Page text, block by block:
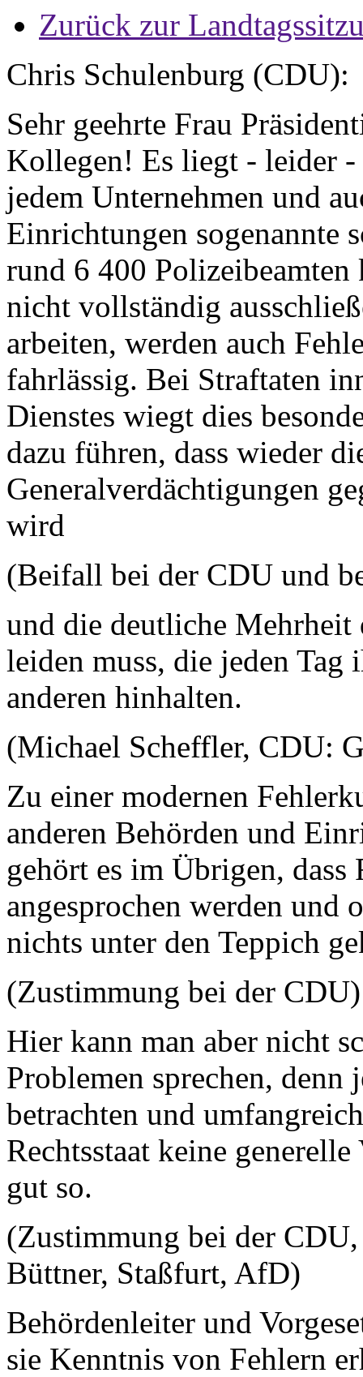
Zurück zur
Chris Schulenburg (CDU):
Sehr geehrte Frau
Kollegen! Es liegt - leider -
jedem Unternehmen und
Einrichtungen sogenannte
rund 6 400
nicht vollständig
arbeiten, werden auch
fahrlässig. Bei Straftaten
Dienstes wiegt dies
dazu führen, dass wieder
Generalverdächtigungen
wird
(Beifall bei der CDU und
und die deutliche Mehrheit
leiden muss, die jeden
anderen hinhalten.
(Michael Scheffler, CDU:
Zu einer modernen
anderen Behörden und
gehört es im Übrigen,
angesprochen werden
nichts unter den Teppich
(Zustimmung bei der CDU)
Hier kann man aber nicht
Problemen sprechen, denn
betrachten und
Rechtsstaat keine
gut so.
(Zustimmung bei der
Büttner, Staßfurt, AfD)
Behördenleiter und
sie Kenntnis von Fehlern